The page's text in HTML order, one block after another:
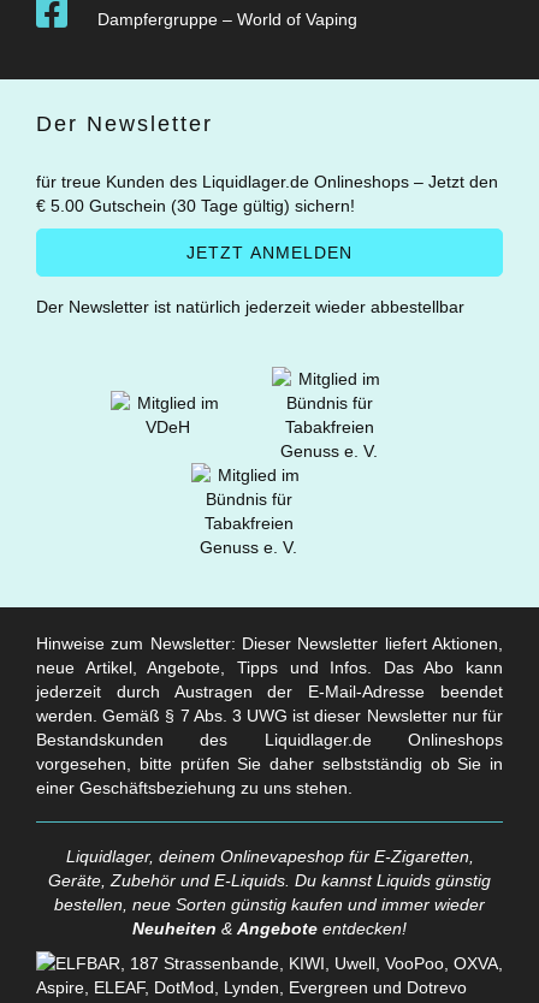
Dampfergruppe – World of Vaping
Der Newsletter
für treue Kunden des Liquidlager.de Onlineshops – Jetzt den
€ 5.00 Gutschein (30 Tage gültig) sichern!
Der Newsletter ist natürlich jederzeit wieder abbestellbar
Hinweise zum Newsletter: Dieser Newsletter liefert Aktionen,
neue Artikel, Angebote, Tipps und Infos. Das Abo kann
jederzeit durch Austragen der E-Mail-Adresse beendet
werden. Gemäß § 7 Abs. 3 UWG ist dieser Newsletter nur für
Bestandskunden des Liquidlager.de Onlineshops
vorgesehen, bitte prüfen Sie daher selbstständig ob Sie in
einer Geschäftsbeziehung zu uns stehen.
Liquidlager, deinem Onlinevapeshop für E-Zigaretten,
Geräte, Zubehör und E-Liquids. Du kannst Liquids günstig
bestellen, neue Sorten günstig kaufen und immer wieder
Neuheiten & Angebote entdecken!